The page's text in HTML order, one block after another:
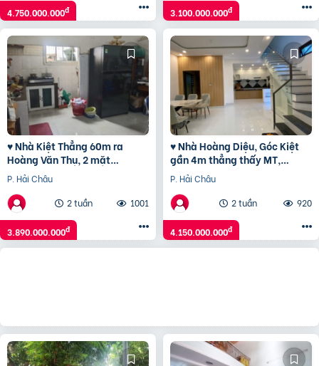
4.750.000.000đ 3.100.000.000đ
♥ Nhà Kiệt Thẳng 60m ra
Hoàng Văn Thụ, 2 mặt
thoáng, 68m2, ngang hơn 5m,
gác đúc, 3.xx tỷ
P. Hải Châu
2 tuần
1001
3.890.000.000đ
♥ Nhà Hoàng Diệu, Góc Kiệt
gần 4m thẳng thấy MT,
54m2, KD Tốt, 4.15 tỷ TL
P. Hải Châu
2 tuần
920
4.150.000.000đ